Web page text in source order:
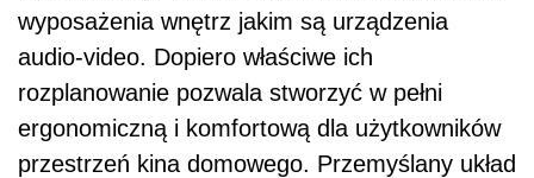
wyposażenia wnętrz jakim są urządzenia
audio-video. Dopiero właściwe ich
rozplanowanie pozwala stworzyć w pełni
ergonomiczną i komfortową dla użytkowników
przestrzeń kina domowego. Przemyślany układ